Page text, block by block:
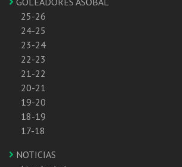
25-26
24-25
23-24
22-23
21-22
20-21
19-20
18-19
17-18
NOTICIAS